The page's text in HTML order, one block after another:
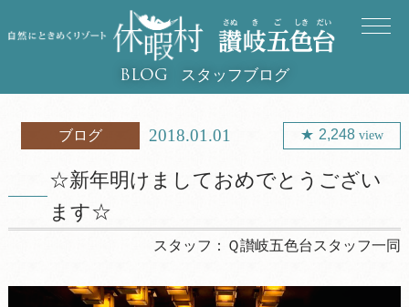
BLOG スタッフブログ
ブログ 2018.01.01 2,248view
☆新年明けましておめでとうござい
ます☆
スタッフ： Ｑ讃岐五色台スタッフ一同